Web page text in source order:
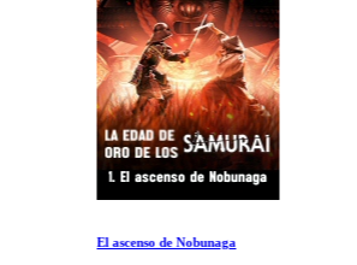
El ascenso de Nobunaga